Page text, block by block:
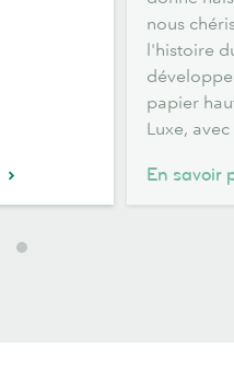
nous
l'histoire
papier
Luxe,
En savoir